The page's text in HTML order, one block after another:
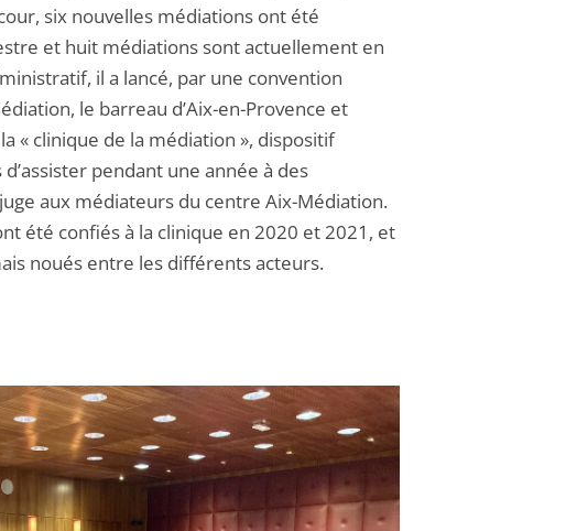
six nouvelles médiations ont été
et huit médiations sont actuellement en
il a lancé, par une convention
le barreau d’Aix-en-Provence et
« clinique de la médiation », dispositif
pendant une année à des
aux médiateurs du centre Aix-Médiation.
été confiés à la clinique en 2020 et 2021, et
noués entre les différents acteurs.